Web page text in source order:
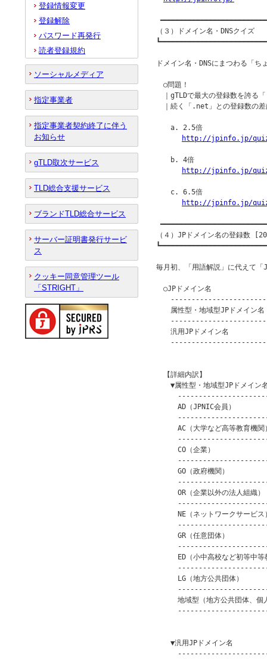
（３）ドメイン名・DNSクイズ
ドメイン名・DNSにまつわる「
○問題！
｜gTLDで最大の登録数を誇る
｜続く「.net」との登録数の差
a. 2.5倍
http://jpinfo.jp/quiz/
b. 4倍
http://jpinfo.jp/quiz/
c. 6.5倍
http://jpinfo.jp/quiz/
（４）JPドメイン名の登録数
毎月初、「用語解説」に代えて
○JPドメイン名
属性型・地域型JPドメイン
汎用JPドメイン名　　　　
【詳細内訳】
▼属性型・地域型JPドメイン
AD（JPNIC会員）　　　
AC（大学など高等教育機関
CO（企業）　　　　　　　
GO（政府機関）　　　　
OR（企業以外の法人組織）
NE（ネットワークサービス
GR（任意団体）　　　　
ED（小中高校など初等中等
LG（地方公共団体）　　　
地域型（地方公共団体、個
▼汎用JPドメイン名
登録情報変更
登録解除
パスワード再発行
読者登録規約
ソーシャルメディア
指定事業者
指定事業者契約終了に伴う
お知らせ
gTLD取次サービス
TLD総合支援サービス
ブランドTLD総合サービス
サーバー証明書発行サービ
ス
クッキー同意管理ツール
「STRIGHT」